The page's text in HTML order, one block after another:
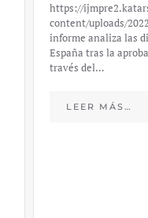
https://
content/uploads/
informe analiza las
España tras la
través del…
LEER MÁS…